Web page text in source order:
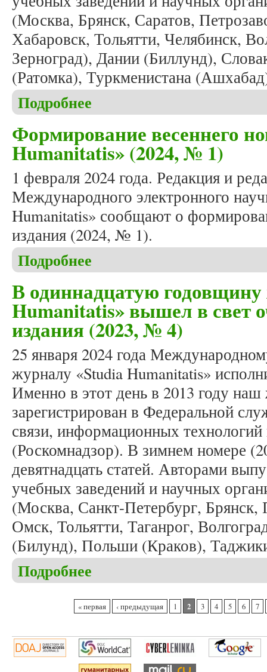
(Москва, Брянск, Саратов,
Хабаровск, Тольятти, Челябинск,
Зерноград), Дании (Биллунд),
(Ратомка), Туркменистана
Подробнее
Формирование весеннего
Humanitatis» (2024, № 1)
1 февраля 2024 года. Редакция и
Международного электронного
Humanitatis» сообщают о
издания (2024, № 1).
Подробнее
В одиннадцатую
Humanitatis» вышел в свет
издания (2023, № 4)
25 января 2024 года
журналу «Studia Humanitatis»
Именно в этот день в 2013 году
зарегистрирован в Федеральной
связи, информационных
(Роскомнадзор). В зимнем номере
девятнадцать статей. Авторами
учебных заведений и научных
(Москва, Санкт-Петербург, Брянск,
Омск, Тольятти, Таганрог,
(Билунд), Польши (Краков),
Подробнее
« первая ‹ предыдущая 1 2 3 4 5 6 7